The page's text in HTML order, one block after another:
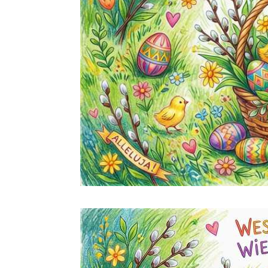
Odtwarzacz
video